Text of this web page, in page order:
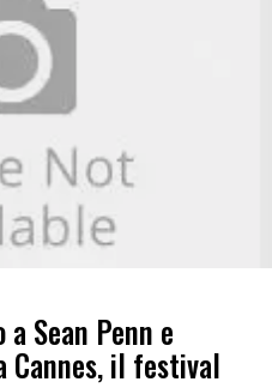
Sean Penn e
Cannes, il festival